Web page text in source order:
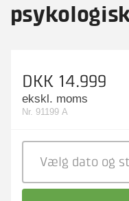
DKK 14.999
ekskl. moms
Nr. 91199 A
Vælg dato og